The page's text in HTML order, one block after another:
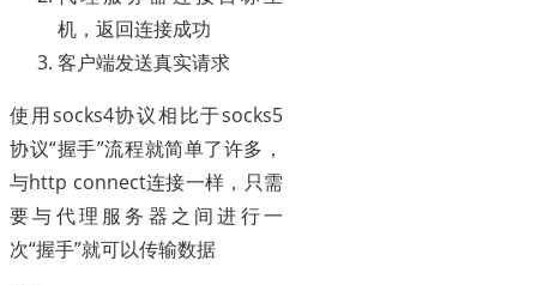
机，返回连接成功
客户端发送真实请求
使用socks4协议相比于socks5
协议“握手”流程就简单了许多，
与http connect连接一样，只需
要与代理服务器之间进行一
次“握手”就可以传输数据